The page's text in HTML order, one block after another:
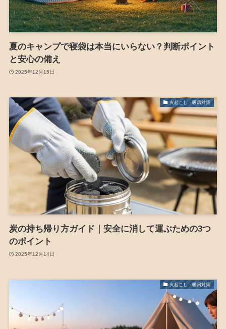
夏のキャンプで寝袋は本当にいらない？判断ポイント
と安心の備え
2025年12月15日
火起こし・暖房対策
炭の持ち帰り方ガイド｜安全に消して運ぶための3つ
のポイント
2025年12月14日
火起こし・暖房対策